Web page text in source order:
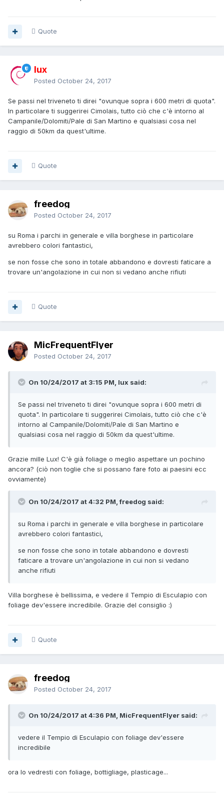
Quote
lux
Posted October 24, 2017
Se passi nel triveneto ti direi "ovunque sopra i 600 metri di quota".
In particolare ti suggerirei Cimolais, tutto ciò che c'è intorno al
Campanile/Dolomiti/Pale di San Martino e qualsiasi cosa nel
raggio di 50km da quest'ultime.
Quote
freedog
Posted October 24, 2017
su Roma i parchi in generale e villa borghese in particolare
avrebbero colori fantastici,
se non fosse che sono in totale abbandono e dovresti faticare a
trovare un'angolazione in cui non si vedano anche rifiuti
Quote
MicFrequentFlyer
Posted October 24, 2017
On 10/24/2017 at 3:15 PM, lux said:
Se passi nel triveneto ti direi "ovunque sopra i 600 metri di
quota". In particolare ti suggerirei Cimolais, tutto ciò che c'è
intorno al Campanile/Dolomiti/Pale di San Martino e
qualsiasi cosa nel raggio di 50km da quest'ultime.
Grazie mille Lux! C'è già foliage o meglio aspettare un pochino
ancora? (ciò non toglie che si possano fare foto ai paesini ecc
ovviamente)
On 10/24/2017 at 4:32 PM, freedog said:
su Roma i parchi in generale e villa borghese in particolare
avrebbero colori fantastici,
se non fosse che sono in totale abbandono e dovresti
faticare a trovare un'angolazione in cui non si vedano
anche rifiuti
Villa borghese è bellissima, e vedere il Tempio di Esculapio con
foliage dev'essere incredibile. Grazie del consiglio :)
Quote
freedog
Posted October 24, 2017
On 10/24/2017 at 4:36 PM, MicFrequentFlyer said:
vedere il Tempio di Esculapio con foliage dev'essere
incredibile
ora lo vedresti con foliage, bottigliage, plasticage...